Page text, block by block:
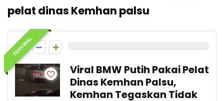
pelat dinas Kemhan palsu
TERVIRAL
0
Viral BMW Putih Pakai Pelat
Dinas Kemhan Palsu,
Kemhan Tegaskan Tidak